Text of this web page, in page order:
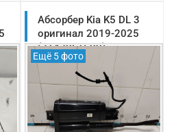
На складе: Раменское
-->
Абсорбер Kia K5 DL 3
оригинал 2019-2025
(31420L1600)
Ещё 5 фото